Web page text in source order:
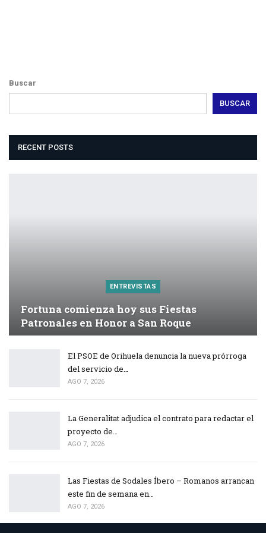
Buscar
BUSCAR
RECENT POSTS
ENTREVISTAS
Fortuna comienza hoy sus Fiestas
Patronales en Honor a San Roque
El PSOE de Orihuela denuncia la nueva prórroga
del servicio de…
AGO 7, 2026
La Generalitat adjudica el contrato para redactar el
proyecto de…
AGO 7, 2026
Las Fiestas de Sodales Íbero – Romanos arrancan
este fin de semana en…
AGO 7, 2026